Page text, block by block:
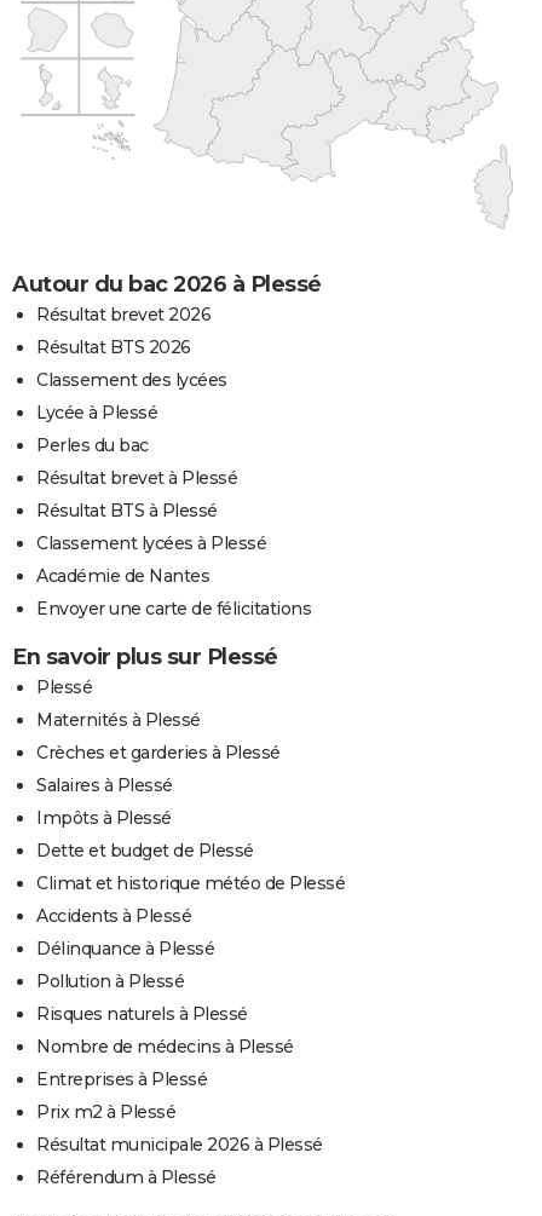
Autour du bac 2026 à Plessé
Résultat brevet 2026
Résultat BTS 2026
Classement des lycées
Lycée à Plessé
Perles du bac
Résultat brevet à Plessé
Résultat BTS à Plessé
Classement lycées à Plessé
Académie de Nantes
Envoyer une carte de félicitations
En savoir plus sur Plessé
Plessé
Maternités à Plessé
Crèches et garderies à Plessé
Salaires à Plessé
Impôts à Plessé
Dette et budget de Plessé
Climat et historique météo de Plessé
Accidents à Plessé
Délinquance à Plessé
Pollution à Plessé
Risques naturels à Plessé
Nombre de médecins à Plessé
Entreprises à Plessé
Prix m2 à Plessé
Résultat municipale 2026 à Plessé
Référendum à Plessé